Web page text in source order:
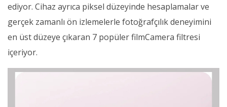
ediyor. Cihaz ayrıca piksel düzeyinde hesaplamalar ve
gerçek zamanlı ön izlemelerle fotoğrafçılık deneyimini
en üst düzeye çıkaran 7 popüler filmCamera filtresi
içeriyor.